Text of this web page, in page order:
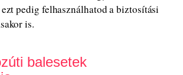
pedig felhasználhatod a biztosítási
is.
balesetek